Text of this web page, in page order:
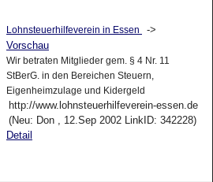
Lohnsteuerhilfeverein in Essen
->
Vorschau
Wir betraten Mitglieder gem. § 4 Nr. 11
StBerG. in den Bereichen Steuern,
Eigenheimzulage und Kidergeld
http://www.lohnsteuerhilfeverein-essen.de
(Neu: Don , 12.Sep 2002 LinkID: 342228)
Detail